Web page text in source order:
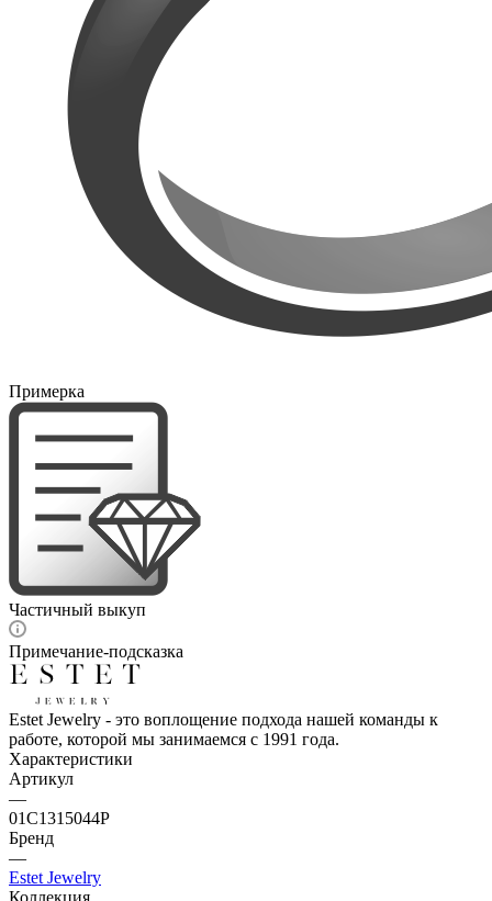
Примерка
Частичный выкуп
Примечание-подсказка
Estet Jewelry - это воплощение подхода нашей команды к
работе, которой мы занимаемся с 1991 года.
Характеристики
Артикул
—
01С1315044Р
Бренд
—
Estet Jewelry
Коллекция